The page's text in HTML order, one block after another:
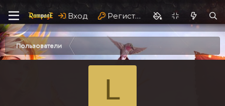
Вход Регистрация
Пользователи
L